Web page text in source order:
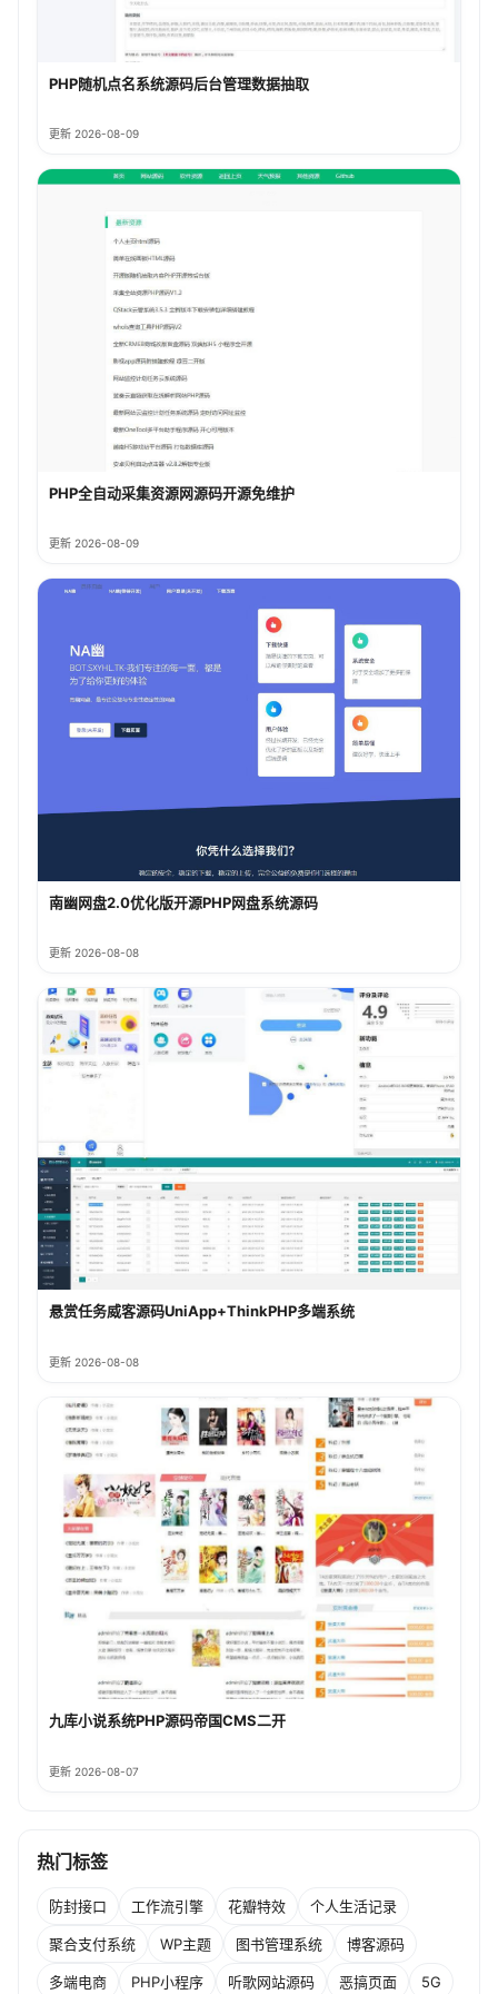
PHP随机点名系统源码后台管理数据抽取
更新 2026-08-09
PHP全自动采集资源网源码开源免维护
更新 2026-08-09
南幽网盘2.0优化版开源PHP网盘系统源码
更新 2026-08-08
悬赏任务威客源码UniApp+ThinkPHP多端系统
更新 2026-08-08
九库小说系统PHP源码帝国CMS二开
更新 2026-08-07
热门标签
防封接口 工作流引擎 花瓣特效 个人生活记录
聚合支付系统 WP主题 图书管理系统 博客源码
多端电商 PHP小程序 听歌网站源码 恶搞页面 5G